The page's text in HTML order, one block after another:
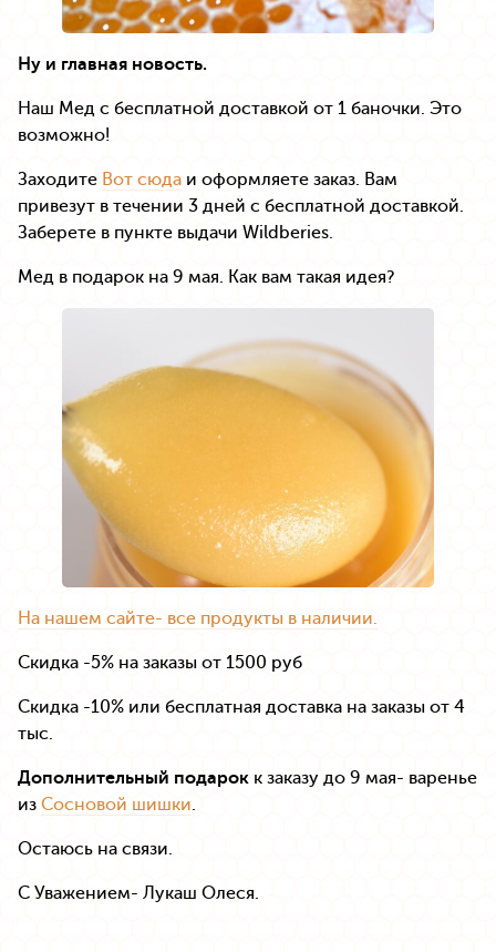
Ну и главная новость.
Наш Мед с бесплатной доставкой от 1 баночки. Это
возможно!
Заходите Вот сюда и оформляете заказ. Вам
привезут в течении 3 дней с бесплатной доставкой.
Заберете в пункте выдачи Wildberies.
Мед в подарок на 9 мая. Как вам такая идея?
На нашем сайте- все продукты в наличии.
Скидка -5% на заказы от 1500 руб
Скидка -10% или бесплатная доставка на заказы от 4
тыс.
Дополнительный подарок к заказу до 9 мая- варенье
из Сосновой шишки.
Остаюсь на связи.
С Уважением- Лукаш Олеся.